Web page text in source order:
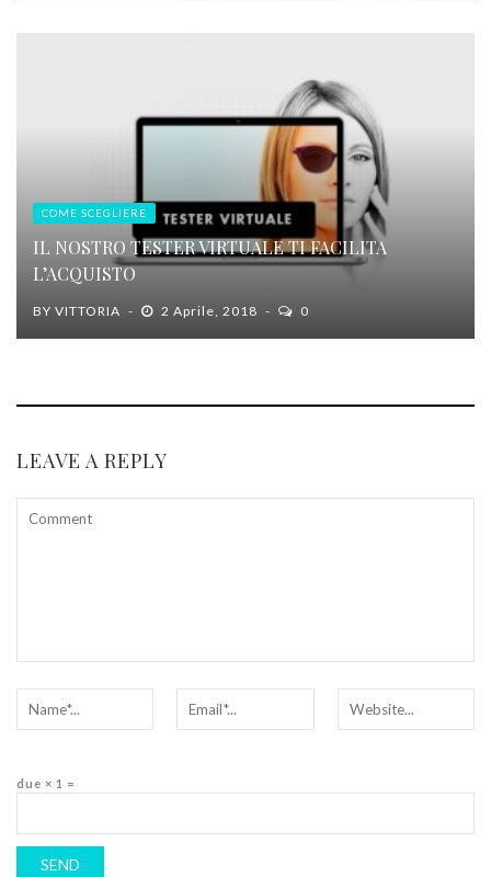
COME SCEGLIERE
IL NOSTRO TESTER VIRTUALE TI FACILITA
L’ACQUISTO
BY VITTORIA 2 Aprile, 2018 0
LEAVE A REPLY
due × 1 =